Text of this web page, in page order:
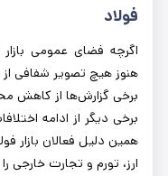
فولاد
اگرچه فضای عمومی
هنوز هیچ تصویر شفافی از
برخی گزارش‌ها از کاهش
برخی دیگر از ادامه
همین دلیل فعالان بازار
ارز، تورم و تجارت خارجی را